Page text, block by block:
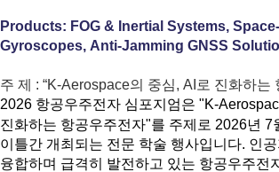
Products: FOG & Inertial Systems,
Gyroscopes, Anti-Jamming GNSS
주 제 : “K-Aerospace의 중심, AI로 진화하는
2026 항공우주전자 심포지엄은 "K-
진화하는 항공우주전자"를 주제로 2026년 7
이틀간 개최되는 전문 학술 행사입니다. 인
융합하며 급격히 발전하고 있는 항공우주전